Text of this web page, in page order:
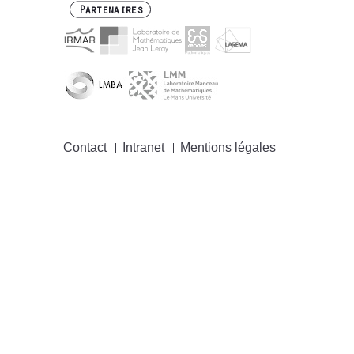
Partenaires
Footer
Contact Intranet Mentions légales